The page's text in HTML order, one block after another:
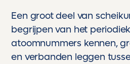
Een groot deel van
begrijpen van het
atoomnummers kennen,
en verbanden leggen